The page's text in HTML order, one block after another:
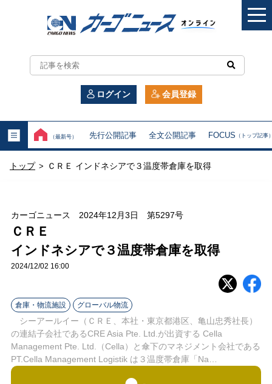
カ
ー
ニ
ュ
ン
イ
ン
ログイン 会員登録
（最新号） 先行公開記事 全文公開記事 FOCUS （トップ記事
トップ > ＣＲＥ インドネシアで３温度帯倉庫を取得
カーゴニュース 2024年12月3日 第5297号
ＣＲＥ
インドネシアで３温度帯倉庫を取得
2024/12/02 16:00
倉庫・物流施設 グローバル物流
シーアールイー（ＣＲＥ、本社・東京都港区、亀山忠秀社長）
の連結子会社であるCRE Asia Pte. Ltd.が出資する Cella
Management Pte. Ltd.（Cella）と傘下のマネジメント会社である
PT.Cella Management Logistik は３温度帯倉庫「Na…